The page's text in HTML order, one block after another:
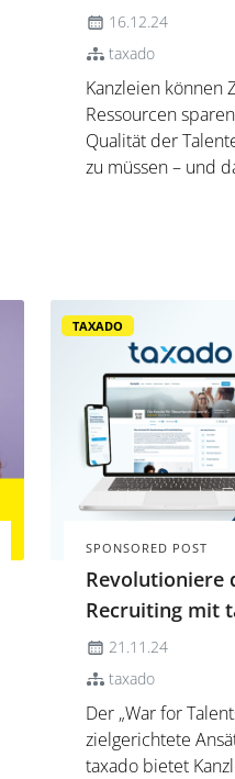
16.12.24
taxado
Kanzleien können
Ressourcen
Qualität der
zu müssen – und
TAXADO
SPONSORED POST
Revolutioniere
Recruiting mit
21.11.24
taxado
Der „War for
zielgerichtete
taxado bietet